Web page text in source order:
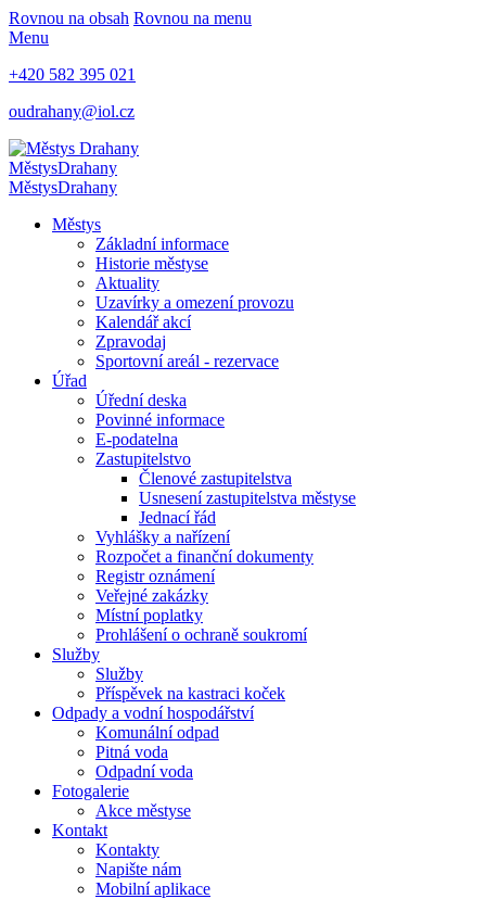
Rovnou na obsah Rovnou na menu
Menu
+420 582 395 021
oudrahany@iol.cz
MěstysDrahany
MěstysDrahany
Městys
Základní informace
Historie městyse
Aktuality
Uzavírky a omezení provozu
Kalendář akcí
Zpravodaj
Sportovní areál - rezervace
Úřad
Úřední deska
Povinné informace
E-podatelna
Zastupitelstvo
Členové zastupitelstva
Usnesení zastupitelstva městyse
Jednací řád
Vyhlášky a nařízení
Rozpočet a finanční dokumenty
Registr oznámení
Veřejné zakázky
Místní poplatky
Prohlášení o ochraně soukromí
Služby
Služby
Příspěvek na kastraci koček
Odpady a vodní hospodářství
Komunální odpad
Pitná voda
Odpadní voda
Fotogalerie
Akce městyse
Kontakt
Kontakty
Napište nám
Mobilní aplikace